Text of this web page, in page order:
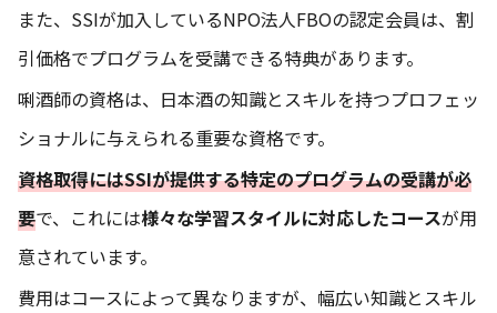
また、SSIが加入しているNPO法人FBOの認定会員は、割
引価格でプログラムを受講できる特典があります。
唎酒師の資格は、日本酒の知識とスキルを持つプロフェッ
ショナルに与えられる重要な資格です。
資格取得にはSSIが提供する特定のプログラムの受講が必
要で、これには様々な学習スタイルに対応したコースが用
意されています。
費用はコースによって異なりますが、幅広い知識とスキル